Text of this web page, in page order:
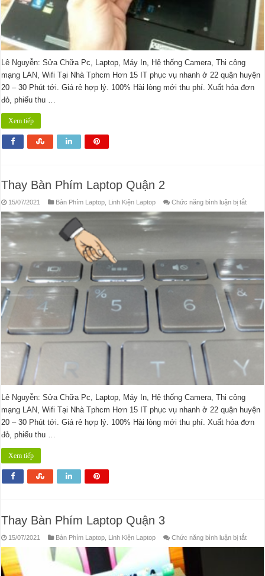
Lê Nguyễn: Sửa Chữa Pc, Laptop, Máy In, Hệ thống Camera, Thi công
mạng LAN, Wifi Tại Nhà Tphcm Hơn 15 IT phục vụ nhanh ở 22 quận huyện
20 – 30 Phút tới. Giá rẻ hợp lý. 100% Hài lòng mới thu phí. Xuất hóa đơn
đỏ, phiếu thu …
Xem tiếp
Thay Bàn Phím Laptop Quận 2
15/07/2021 Bàn Phím Laptop Linh Kiện Laptop Chức năng bình luận bị tắtở
Lê Nguyễn: Sửa Chữa Pc, Laptop, Máy In, Hệ thống Camera, Thi công
mạng LAN, Wifi Tại Nhà Tphcm Hơn 15 IT phục vụ nhanh ở 22 quận huyện
20 – 30 Phút tới. Giá rẻ hợp lý. 100% Hài lòng mới thu phí. Xuất hóa đơn
đỏ, phiếu thu …
Xem tiếp
Thay Bàn Phím Laptop Quận 3
15/07/2021 Bàn Phím Laptop Linh Kiện Laptop Chức năng bình luận bị tắtở